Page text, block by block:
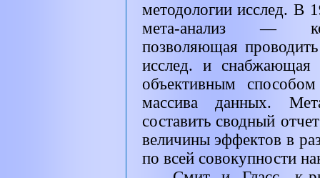
методологии исслед. В
мета-анализ —
позволяющая проводить
исслед. и снабжающая
объективным
массива данных.
составить сводный
величины эффектов в
по всей совокупности